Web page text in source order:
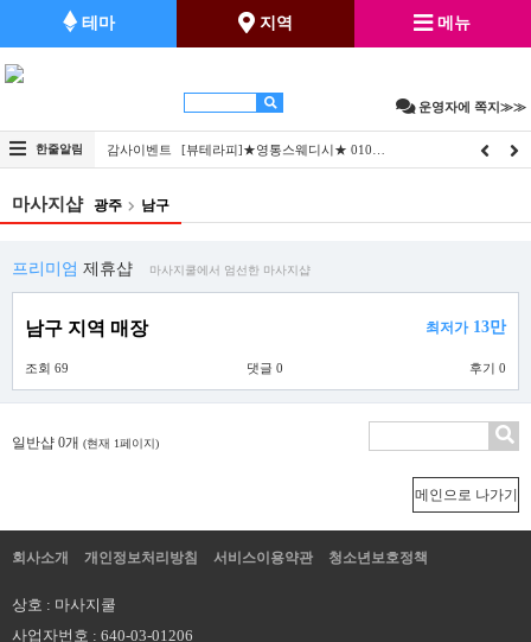
테마 지역 메뉴
운영자에 쪽지≫≫
한줄알림 감사이벤트 [뷰테라피]★영통스웨디시★ 010… 감사이
마사지샵 광주 남구
프리미엄 제휴샵 마사지쿨에서 엄선한 마사지샵
남구 지역 매장 최저가13만
조회 69 댓글 0 후기 0
일반샵 0개 (현재 1페이지)
메인으로 나가기
회사소개 개인정보처리방침 서비스이용약관 청소년보호정책
상호 : 마사지쿨
사업자번호 : 640-03-01206